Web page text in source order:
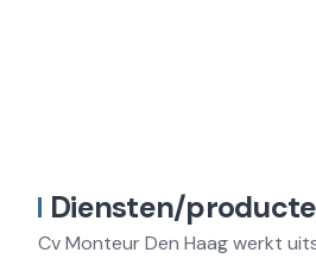
Diensten/
Cv Monteur Den Haag werkt